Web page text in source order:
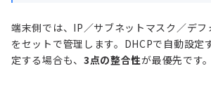
端末側では、IP／サブネットマスク／デフ
をセットで管理します。DHCPで自動設定
定する場合も、 3点の整合性が最優先です。